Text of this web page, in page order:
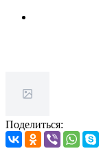
Поделиться: